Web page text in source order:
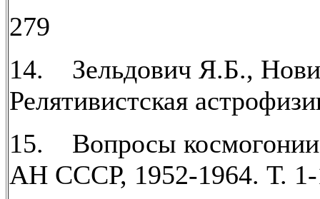
279
14. Зельдович Я.Б.,
Релятивистская
15. Вопросы
АН СССР, 1952-1964. Т.